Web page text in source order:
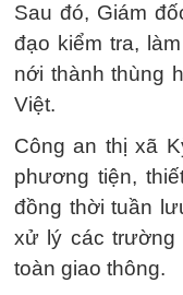
Sau đó, Giám
đạo kiểm tra,
nới thành thùng
Việt.
Công an thị xã
phương tiện,
đồng thời tuần
xử lý các trường
toàn giao thông.